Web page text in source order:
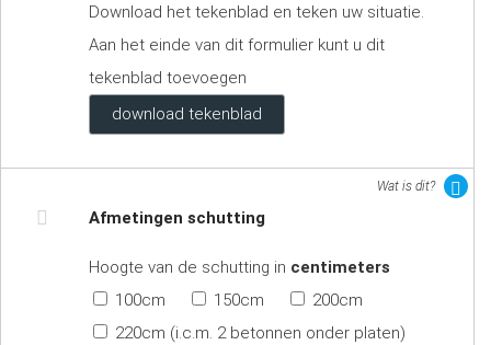
Download het tekenblad en teken uw situatie.
Aan het einde van dit formulier kunt u dit
tekenblad toevoegen
download tekenblad
Wat is dit?
Afmetingen schutting
Hoogte van de schutting in centimeters
100cm
150cm
200cm
220cm (i.c.m. 2 betonnen onder platen)